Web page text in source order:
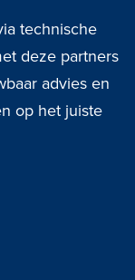
technische
deze partners
advies en
op het juiste